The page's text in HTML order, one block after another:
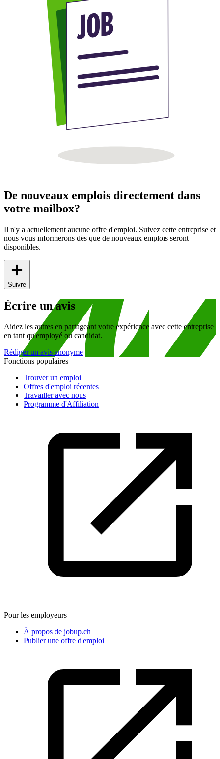
De nouveaux emplois directement dans
votre mailbox?
Il n'y a actuellement aucune offre d'emploi. Suivez cette entreprise et
nous vous informerons dès que de nouveaux emplois seront
disponibles.
Suivre
Écrire un avis
Aidez les autres en partageant votre expérience avec cette entreprise
en tant qu'employé ou candidat.
Rédiger un avis anonyme
Fonctions populaires
Trouver un emploi
Offres d'emploi récentes
Travailler avec nous
Programme d'Affiliation
Pour les employeurs
À propos de jobup.ch
Publier une offre d'emploi